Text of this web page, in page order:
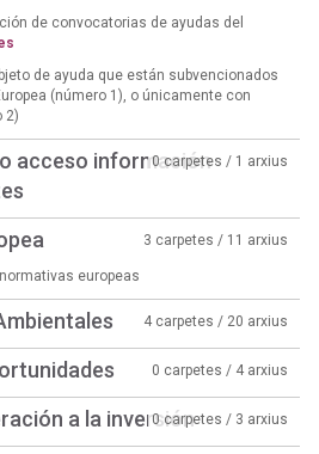
de convocatorias de ayudas del
de ayuda que están subvencionados
(número 1), o únicamente con
2)
acceso información0 carpetes / 1 arxius
3 carpetes / 11 arxius
europeas
4 carpetes / 20 arxius
0 carpetes / 4 arxius
a la inversión0 carpetes / 3 arxius